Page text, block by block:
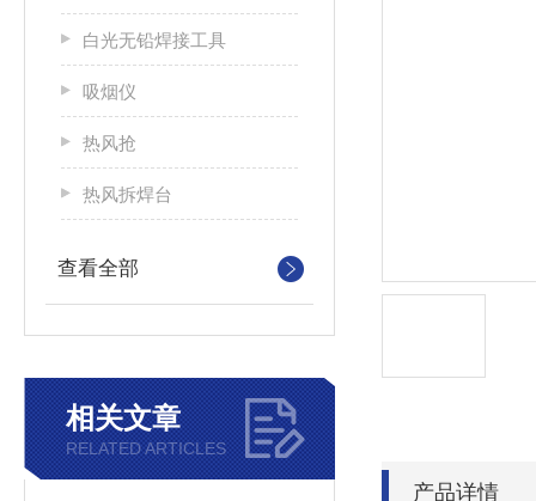
白光无铅焊接工具
吸烟仪
热风抢
热风拆焊台
查看全部
相关文章
RELATED ARTICLES
产品详情